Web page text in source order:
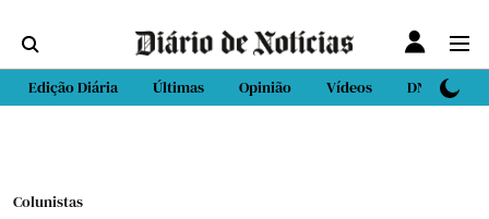
Edição Diária Últimas Opinião Vídeos DN Sport
Colunistas